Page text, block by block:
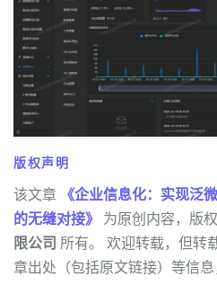
版权声明
该文章 《企业信息化：实现泛
的无缝对接》 为原创内容，版
限公司 所有。 欢迎转载，但转
章出处（包括原文链接）等信息